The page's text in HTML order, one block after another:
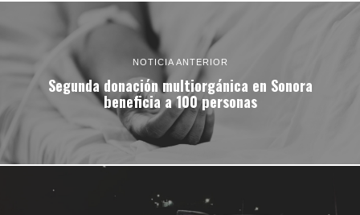
NOTICIA ANTERIOR
Segunda donación multiorgánica en Sonora
beneficia a 100 personas